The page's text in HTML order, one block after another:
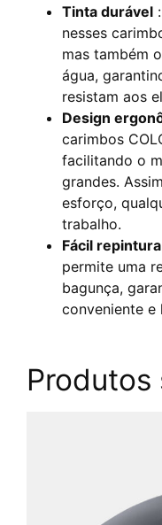
Tinta durável
nesses
mas também
água,
resistam aos
Design
carimbos
facilitando o
grandes.
esforço,
trabalho.
Fácil repintura
permite uma
bagunça,
conveniente e
Produtos